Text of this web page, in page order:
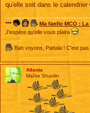
qu'elle soit dans le calendrier
*** Ma fanfic MCO :
J'espère qu'elle vous plaira
Bah voyons, Pattala ! C'est
Atlanta
Maître Shaolin